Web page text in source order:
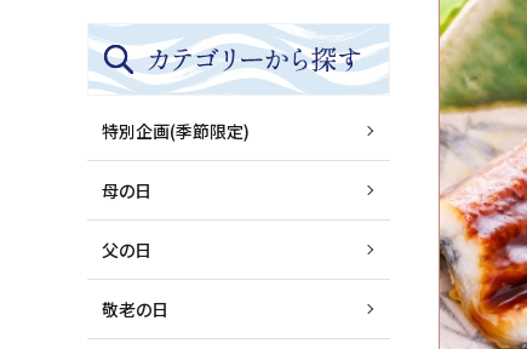
特別企画(季節限定)
母の日
父の日
敬老の日